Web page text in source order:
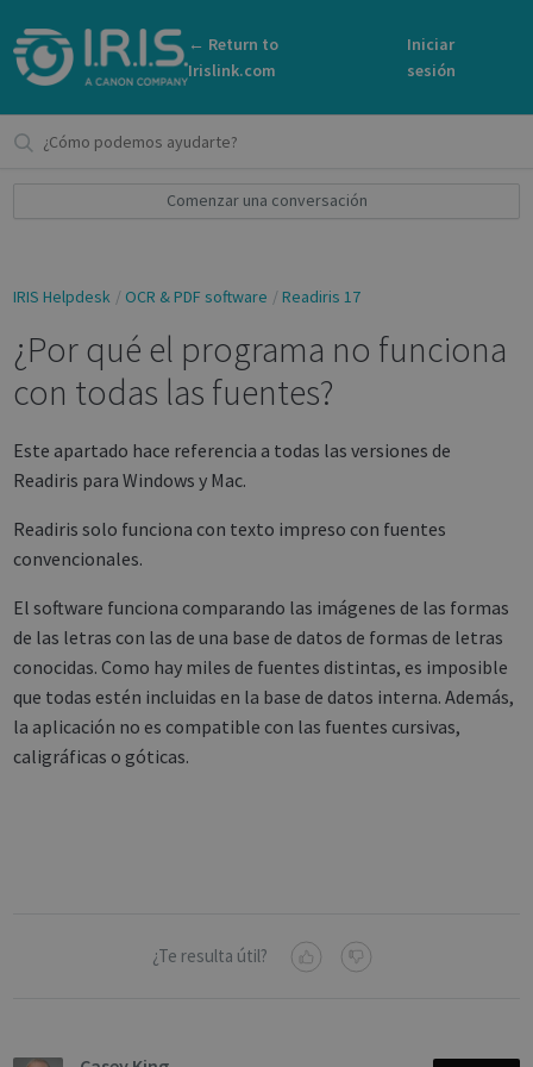
← Return to
Irislink.com
Iniciar
sesión
Comenzar una conversación
IRIS Helpdesk OCR & PDF software Readiris 17
¿Por qué el programa no funciona
con todas las fuentes?
Este apartado hace referencia a todas las versiones de
Readiris para Windows y Mac.
Readiris solo funciona con texto impreso con fuentes
convencionales.
El software funciona comparando las imágenes de las formas
de las letras con las de una base de datos de formas de letras
conocidas. Como hay miles de fuentes distintas, es imposible
que todas estén incluidas en la base de datos interna. Además,
la aplicación no es compatible con las fuentes cursivas,
caligráficas o góticas.
¿Te resulta útil?